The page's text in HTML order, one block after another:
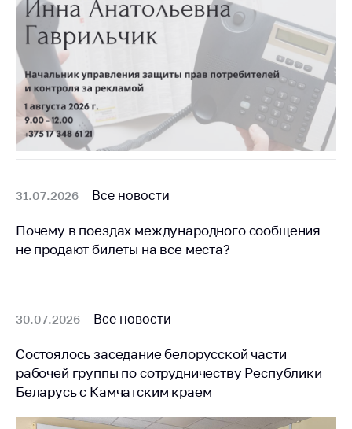
Общественное
обсуждение
проектов
Маркировка
товаров
Упрощение условий
ведения бизнеса
предотвращению
COVID-19 для
субъектов торговли,
Обучение по
антимонопольного
регулирования и
конкурентной
31.07.2026 Все новости
Почему в поездах международного сообщения
не продают билеты на все места?
30.07.2026 Все новости
Состоялось заседание белорусской части
рабочей группы по сотрудничеству Республики
Беларусь с Камчатским краем